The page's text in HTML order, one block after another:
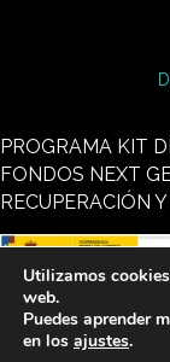
PROGRAMA KIT
FONDOS NEXT
RECUPERACIÓN
Utilizamos
web.
Puedes aprender
en los ajustes.